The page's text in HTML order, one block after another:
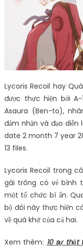
Lycoris Recoil hay
được thực hiện bởi
Asaura (Ben-to),
đảm nhận và đạo diễn
date 2 month 7 year
13 files.
Lycoris Recoil trong
gái trông có vẻ bình
một tổ chức bí ẩn.
bộ đôi này thực hiện
về quá khứ của cả hai.
Xem thêm: 10 sự